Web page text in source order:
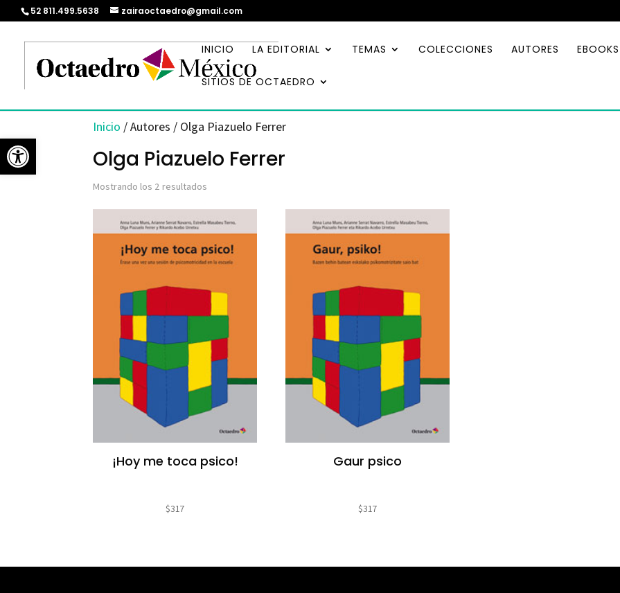
Abrir barra de herramientas
52 811.499.5638 zairaoctaedro@gmail.com
INICIO LA EDITORIAL TEMAS COLECCIONES AUTORES EBOOKS
SITIOS DE OCTAEDRO
Inicio / Autores / Olga Piazuelo Ferrer
Olga Piazuelo Ferrer
Mostrando los 2 resultados
por
los
últimos
¡Hoy me toca psico!
$317
Gaur psico
$317